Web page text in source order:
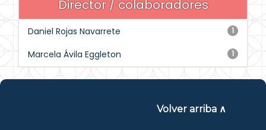
Director / colaboradores
1
Daniel Rojas Navarrete
1
Marcela Ávila Eggleton
Volver arriba ∧